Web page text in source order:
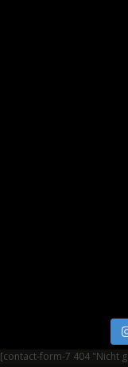
[contact-form-7 404 "Nicht